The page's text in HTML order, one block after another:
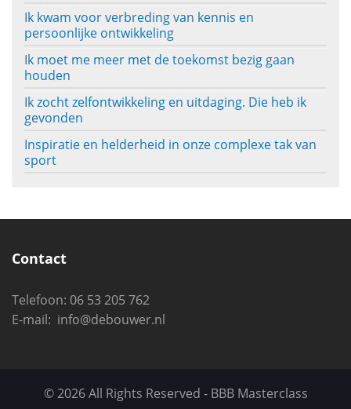
Ik kwam voor verbreding van kennis en
persoonlijke ontwikkeling
Ik moet me meer met de toekomst bezig gaan
houden
Ik zocht zelfontwikkeling en uitdaging. Die heb ik
gevonden
Inspiratie en helderheid in onze complexe tak van
sport
Contact
Telefoon: 06 53 205 762
E-mail: info@debouwer.nl
© 2026 All Rights Reserved - BBB Masterclass